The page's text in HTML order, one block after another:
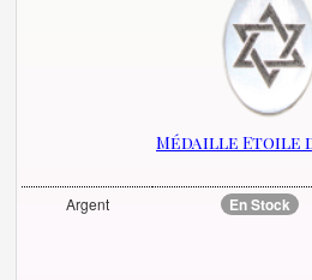
Médaille Etoile
Argent En Stock